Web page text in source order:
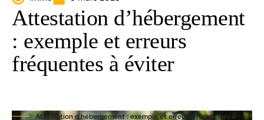
Attestation d’hébergement
: exemple et erreurs
fréquentes à éviter
Attestation d'hébergement : exemple et erreurs fréquentes à